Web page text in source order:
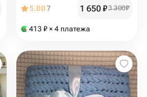
5.007 1 650₽3 300₽
413 ₽ × 4 платежа